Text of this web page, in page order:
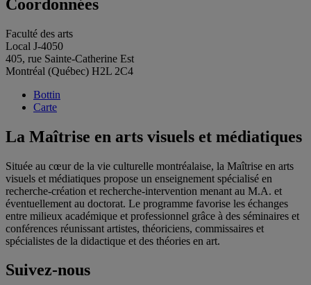
Coordonnées
Faculté des arts
Local J-4050
405, rue Sainte-Catherine Est
Montréal (Québec) H2L 2C4
Bottin
Carte
La Maîtrise en arts visuels et médiatiques
Située au cœur de la vie culturelle montréalaise, la Maîtrise en arts
visuels et médiatiques propose un enseignement spécialisé en
recherche-création et recherche-intervention menant au M.A. et
éventuellement au doctorat. Le programme favorise les échanges
entre milieux académique et professionnel grâce à des séminaires et
conférences réunissant artistes, théoriciens, commissaires et
spécialistes de la didactique et des théories en art.
Suivez-nous